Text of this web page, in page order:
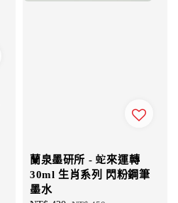
蘭泉墨研所 - 蛇來運轉
30ml 生肖系列 閃粉鋼筆
墨水